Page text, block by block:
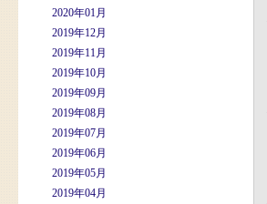
2020年01月
2019年12月
2019年11月
2019年10月
2019年09月
2019年08月
2019年07月
2019年06月
2019年05月
2019年04月